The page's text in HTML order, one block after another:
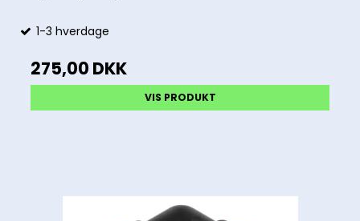
1-3 hverdage
275,00 DKK
VIS PRODUKT